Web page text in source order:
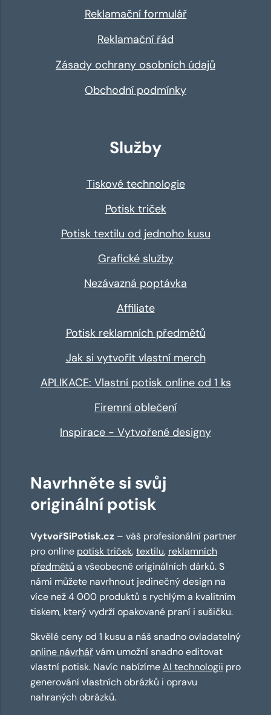
Reklamační formulář
Reklamační řád
Zásady ochrany osobních údajů
Obchodní podmínky
Služby
Tiskové technologie
Potisk triček
Potisk textilu od jednoho kusu
Grafické služby
Nezávazná poptávka
Affiliate
Potisk reklamních předmětů
Jak si vytvořit vlastní merch
APLIKACE: Vlastní potisk online od 1 ks
Firemní oblečení
Inspirace - Vytvořené designy
Navrhněte si svůj
originální potisk
VytvořSiPotisk.cz – váš profesionální partner
pro online potisk triček,textilu, reklamních
předmětů a všeobecně originálních dárků. S
námi můžete navrhnout jedinečný design na
více než 4 000 produktů s rychlým a kvalitním
tiskem, který vydrží opakované praní i sušičku.
Skvělé ceny od 1 kusu a náš snadno ovladatelný
online návrhářvám umožní snadno editovat
vlastní potisk. Navíc nabízímeAI technologii pro
generování vlastních obrázků i opravu
nahraných obrázků.